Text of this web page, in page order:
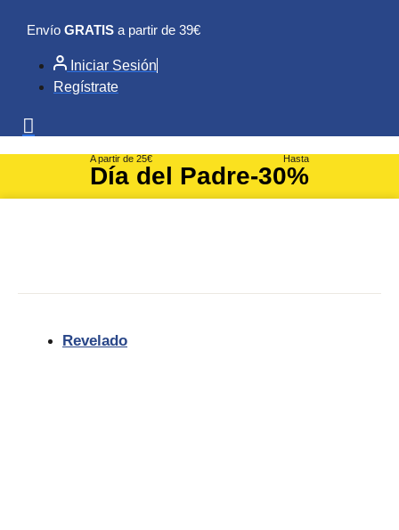
contenido
Envío GRATIS a partir de 39€
Iniciar Sesión
Regístrate
A partir de 25€
Día del Padre
Hasta
-30%
Revelado